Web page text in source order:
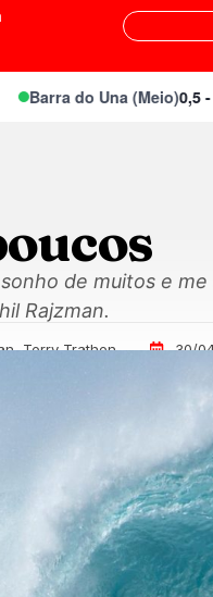
do Una (Meio)0,5 - 0,6m
de muitos e
Rajzman.
Terry Trathen 30/